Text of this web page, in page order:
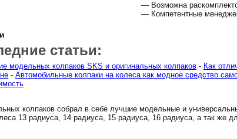
— Возможна
— Компетентные
статьи:
модельных колпаков SKS и оригинальных колпаков - Как
- Автомобильные колпаки на колеса как модное средство
колпаков собрал в себе лучшие модельные и
13 радиуса, 14 радиуса, 15 радиуса, 16 радиуса, а так же